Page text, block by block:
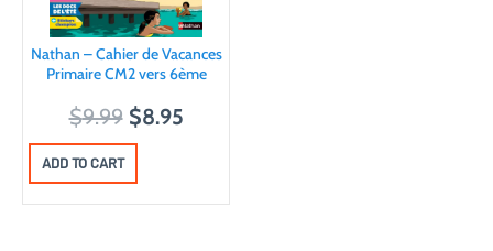
Nathan – Cahier de Vacances
Primaire CM2 vers 6ème
$9.99 O
r
i
g
$8.95C
r
ADD TO CART